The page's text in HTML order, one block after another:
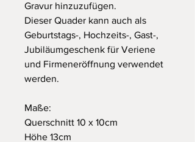
Gravur hinzuzufügen.
Dieser Quader kann auch als
Geburtstags-, Hochzeits-, Gast-,
Jubiläumgeschenk für Veriene
und Firmeneröffnung verwendet
werden.
Maße:
Querschnitt 10 x 10cm
Höhe 13cm